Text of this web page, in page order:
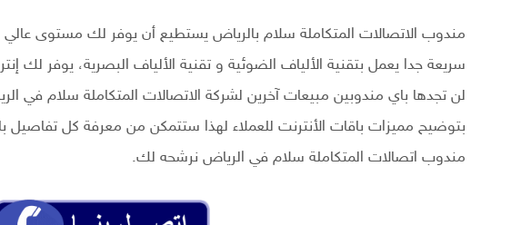
مندوب الاتصالات المتكاملة سلام بالرياض يستطيع أن يوفر لك مستوى
سريعة جدا يعمل بتقنية الألياف الضوئية و تقنية الألياف البصرية، يوفر لك
لن تجدها باي مندوبين مبيعات آخرين لشركة الاتصالات المتكاملة سلام في
بتوضيح مميزات باقات الأنترنت للعملاء لهذا ستتمكن من معرفة كل تفاصيل
مندوب اتصالات المتكاملة سلام في الرياض نرشحه لك.